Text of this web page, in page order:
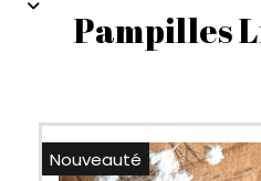
Pampilles
Nouveauté